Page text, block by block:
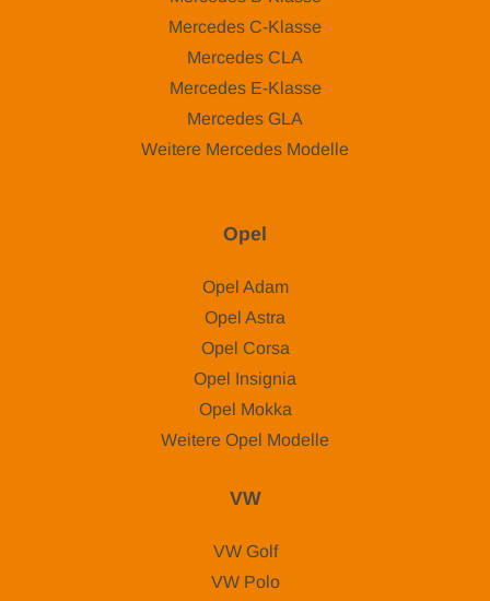
Mercedes C-Klasse
Mercedes CLA
Mercedes E-Klasse
Mercedes GLA
Weitere Mercedes Modelle
Opel
Opel Adam
Opel Astra
Opel Corsa
Opel Insignia
Opel Mokka
Weitere Opel Modelle
VW
VW Golf
VW Polo